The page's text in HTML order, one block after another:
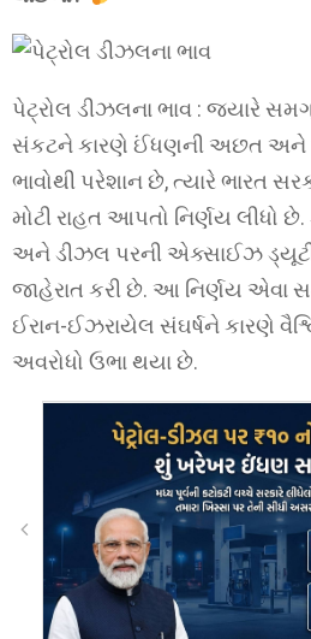
પેટ્રોલ ડીઝલના ભાવ : જ્યારે
સંકટને કારણે ઈંધણની અછત અને
ભાવોથી પરેશાન છે, ત્યારે ભારત
મોટી રાહત આપતો નિર્ણય લીધો
અને ડીઝલ પરની એક્સાઈઝ
જાહેરાત કરી છે. આ નિર્ણય એવા
ઈરાન-ઈઝરાયેલ સંઘર્ષને કારણે
અવરોધો ઉભા થયા છે.